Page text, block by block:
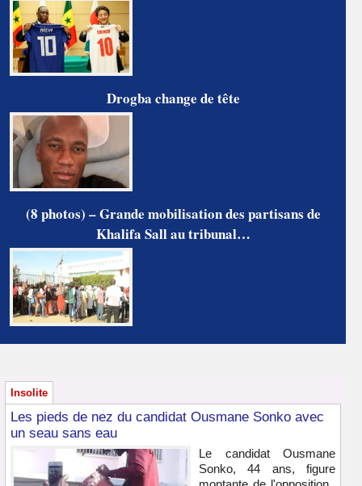
Drogba change de tête
(8 photos) – Grande mobilisation des partisans de
Khalifa Sall au tribunal…
Insolite
Les pieds de nez du candidat Ousmane Sonko avec
un seau sans eau
Le candidat Ousmane
Sonko, 44 ans, figure